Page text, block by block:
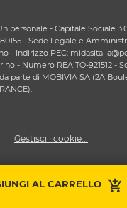
AL CARRELLO
- Capitale Sociale
- Sede Legale e
- Indirizzo PEC:
- Numero REA TO-921512 -
parte di MOBIVIA SA (2A
Gestisci i cookie...